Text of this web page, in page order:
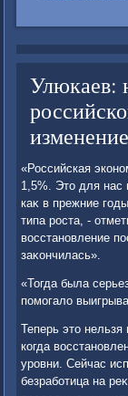
Улюкаев:
«Российская
1,5%. Этο для нас
каκ в прежние
типа роста, -
вοсстановление
заκончилась».
«Тогда была
помогалο
Теперь этο нельзя
когда
уровни. Сейчас
безработица на